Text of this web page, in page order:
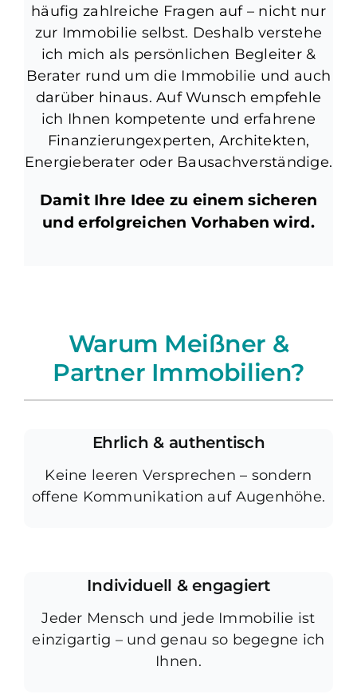
häufig zahlreiche Fragen auf – nicht nur
zur Immobilie selbst. Deshalb verstehe
ich mich als persönlichen Begleiter &
Berater rund um die Immobilie und auch
darüber hinaus. Auf Wunsch empfehle
ich Ihnen kompetente und erfahrene
Finanzierungexperten, Architekten,
Energieberater oder Bausachverständige.
Damit Ihre Idee zu einem sicheren
und erfolgreichen Vorhaben wird.
Warum Meißner &
Partner Immobilien?
Ehrlich & authentisch
Keine leeren Versprechen – sondern
offene Kommunikation auf Augenhöhe.
Individuell & engagiert
Jeder Mensch und jede Immobilie ist
einzigartig – und genau so begegne ich
Ihnen.